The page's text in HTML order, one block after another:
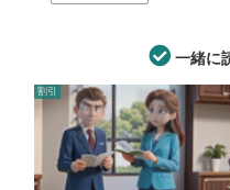
一緒に
割引